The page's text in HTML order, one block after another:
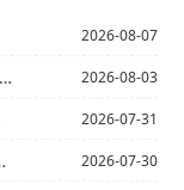
2026-08-07
2026-08-03
2026-07-31
2026-07-30